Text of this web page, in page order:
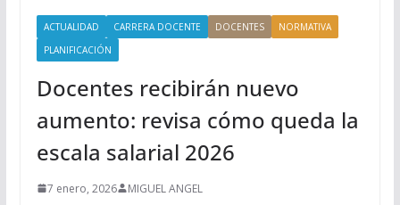
ACTUALIDAD CARRERA DOCENTE DOCENTES
NORMATIVA
PLANIFICACIÓN
Docentes recibirán nuevo
aumento: revisa cómo queda la
escala salarial 2026
7 enero, 2026 MIGUEL ANGEL